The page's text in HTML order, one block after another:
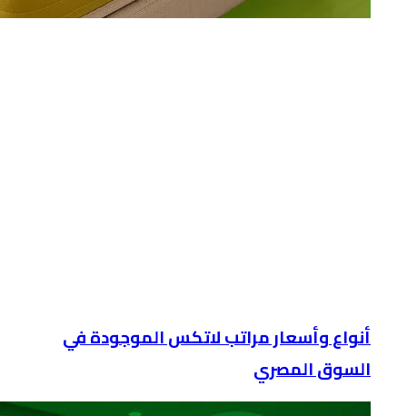
أنواع وأسعار مراتب لاتكس الموجودة في
السوق المصري